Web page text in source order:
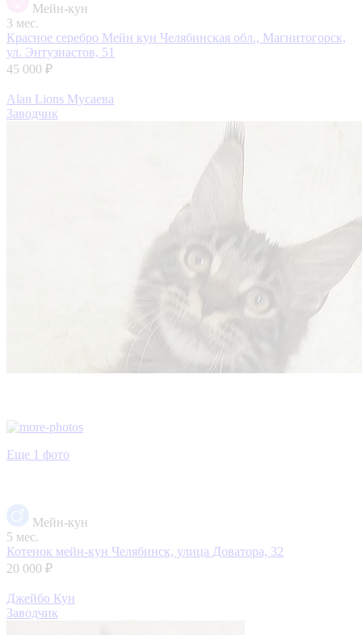
Мейн-кун
3 мес.
Красное серебро Мейн кун Челябинская обл., Магнитогорск,
ул. Энтузиастов, 51
45 000 ₽
Alan Lions Мусаева
Заводчик
Еще 1 фото
Мейн-кун
5 мес.
Котенок мейн-кун Челябинск, улица Доватора, 32
20 000 ₽
Джейбо Кун
Заводчик